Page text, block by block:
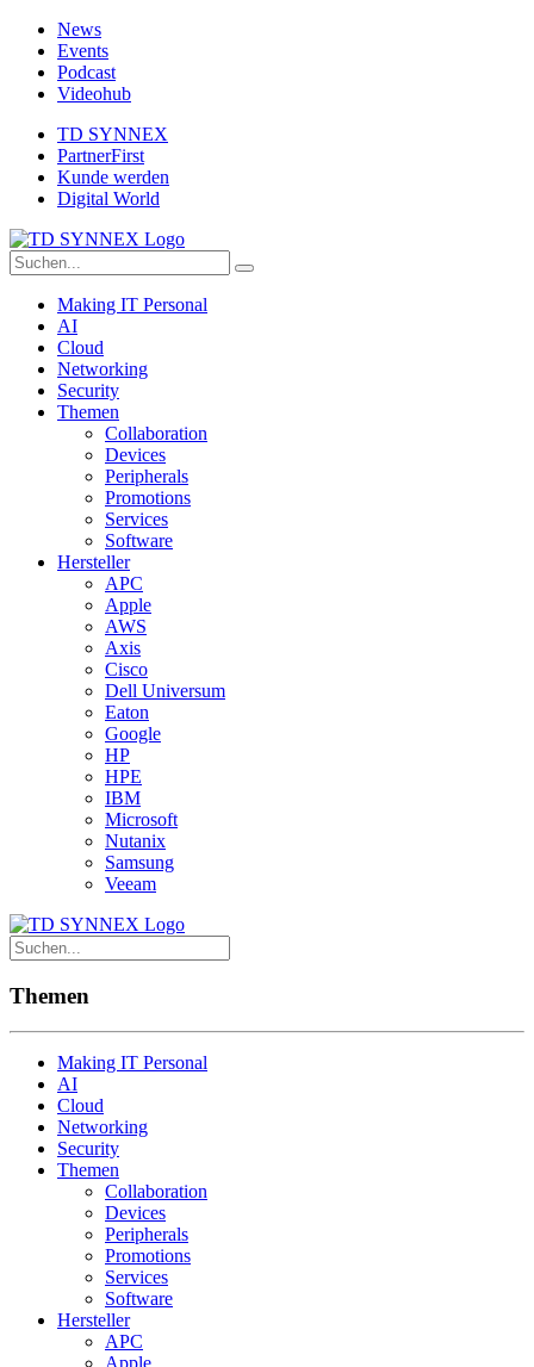
News
Events
Podcast
Videohub
TD SYNNEX
PartnerFirst
Kunde werden
Digital World
Making IT Personal
AI
Cloud
Networking
Security
Themen
Collaboration
Devices
Peripherals
Promotions
Services
Software
Hersteller
APC
Apple
AWS
Axis
Cisco
Dell Universum
Eaton
Google
HP
HPE
IBM
Microsoft
Nutanix
Samsung
Veeam
Themen
Making IT Personal
AI
Cloud
Networking
Security
Themen
Collaboration
Devices
Peripherals
Promotions
Services
Software
Hersteller
APC